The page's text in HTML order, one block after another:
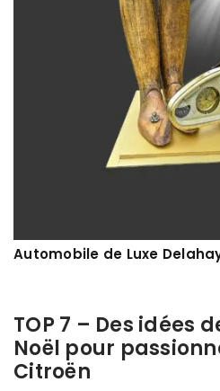
Automobile de Luxe
TOP 7 – Des idées
Noël pour
Citroën